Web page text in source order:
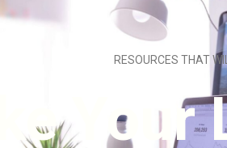
RESOURCES THAT
Your